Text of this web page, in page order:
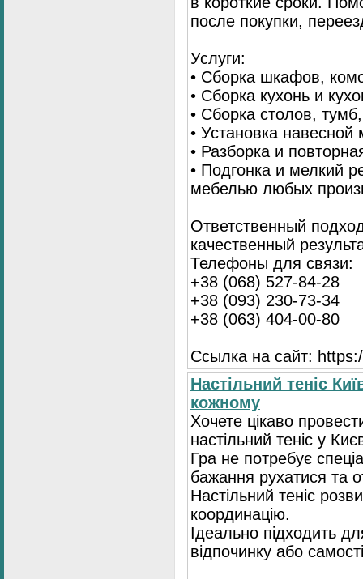
после покупки,
Услуги:
• Сборка шкафов,
• Сборка кухонь и
• Сборка столов,
• Установка
• Разборка и
• Подгонка и мелкий
мебелью любых
Ответственный
качественный
Телефоны для связи:
+38 (068) 527-84-28
+38 (093) 230-73-34
+38 (063) 404-00-80
Ссылка на сайт:
Настільний теніс
кожному
Хочете цікаво
настільний теніс у
Гра не потребує
бажання рухатися та
Настільний теніс
координацію.
Ідеально підходить
відпочинку або